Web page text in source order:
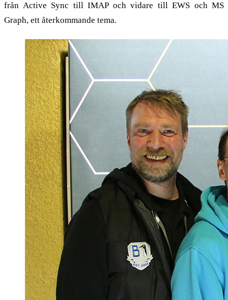
från Active Sync till IMAP och vidare till EWS och MS
Graph, ett återkommande tema.